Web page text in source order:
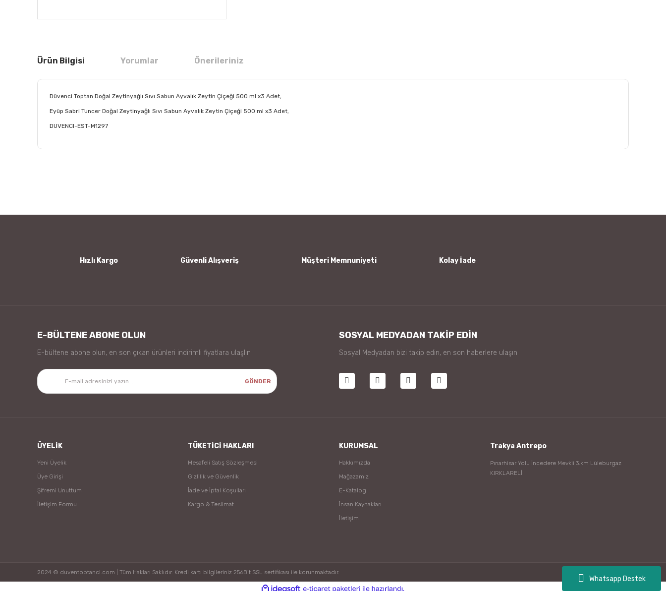
Whatsapp Destek
Ürün Bilgisi Yorumlar Önerileriniz
Düvenci Toptan Doğal Zeytinyağlı Sıvı Sabun Ayvalık Zeytin Çiçeği 500 ml x3 Adet,
Eyüp Sabri Tuncer Doğal Zeytinyağlı Sıvı Sabun Ayvalık Zeytin Çiçeği 500 ml x3 Adet,
DUVENCI-EST-M1297
Hızlı Kargo Güvenli Alışveriş Müşteri Memnuniyeti Kolay İade
E-BÜLTENE ABONE OLUN
E-bültene abone olun, en son çıkan ürünleri indirimli fiyatlara ulaşlın
GÖNDER
SOSYAL MEDYADAN TAKİP EDİN
Sosyal Medyadan bizi takip edin, en son haberlere ulaşın
ÜYELİK
Yeni Üyelik
Üye Girişi
Şifremi Unuttum
İletişim Formu
TÜKETİCİ HAKLARI
Mesafeli Satış Sözleşmesi
Gizlilik ve Güvenlik
İade ve İptal Koşulları
Kargo & Teslimat
KURUMSAL
Hakkımızda
Mağazamız
E-Katalog
İnsan Kaynakları
İletişim
Trakya Antrepo
Pınarhisar Yolu İncedere Mevkii 3.km Lüleburgaz
KIRKLARELİ
2024 © duventoptanci.com | Tüm Hakları Saklıdır. Kredi kartı bilgileriniz 256Bit SSL sertifikası ile korunmaktadır.
ideasoft e-